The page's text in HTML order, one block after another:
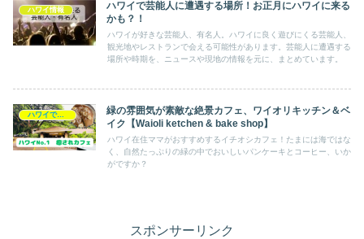
ハワイ情報
ハワイで芸能人に遭遇する場所！お正月にハワイに来る
かも？！
ハワイが好きな芸能人、有名人。ハワイに良く遊びにくる芸能人、
観光地やレストランで会える可能性があります。芸能人に遭遇する
場所や時期を、ニュースや現地の情報を元に、まとめています。
ハワイで食べる
緑の雰囲気が素敵な絶景カフェ、ワイオリキッチン＆ベ
イク【Waioli ketchen & bake shop】
ハワイ在住ママがおすすめするイチオシカフェ！たまには海ではな
く、自然たっぷりの緑の中でおいしいパンケーキとコーヒー、いか
がですか？
スポンサーリンク